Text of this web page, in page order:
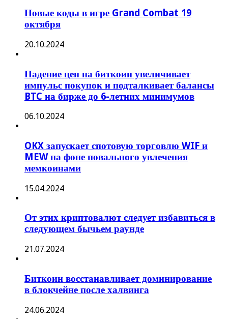
Новые коды в игре Grand Combat 19
октября
20.10.2024
Падение цен на биткоин увеличивает
импульс покупок и подталкивает балансы
BTC на бирже до 6-летних минимумов
06.10.2024
OKX запускает спотовую торговлю WIF и
MEW на фоне повального увлечения
мемкоинами
15.04.2024
От этих криптовалют следует избавиться в
следующем бычьем раунде
21.07.2024
Биткоин восстанавливает доминирование
в блокчейне после халвинга
24.06.2024